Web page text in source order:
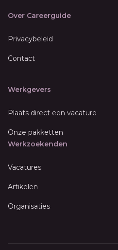
Over Careerguide
Privacybeleid
Contact
Werkgevers
Plaats direct een vacature
Onze pakketten
Werkzoekenden
Vacatures
Artikelen
Organisaties